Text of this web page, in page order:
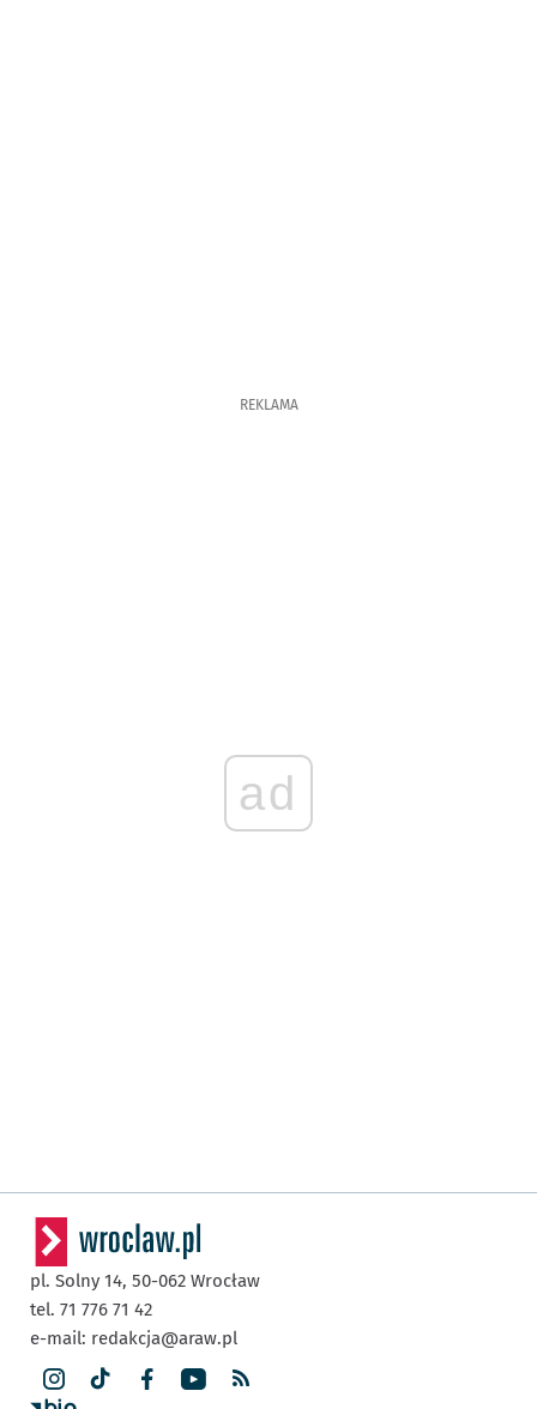
REKLAMA
ad
pl. Solny 14, 50-062 Wrocław
tel. 71 776 71 42
e-mail: redakcja@araw.pl